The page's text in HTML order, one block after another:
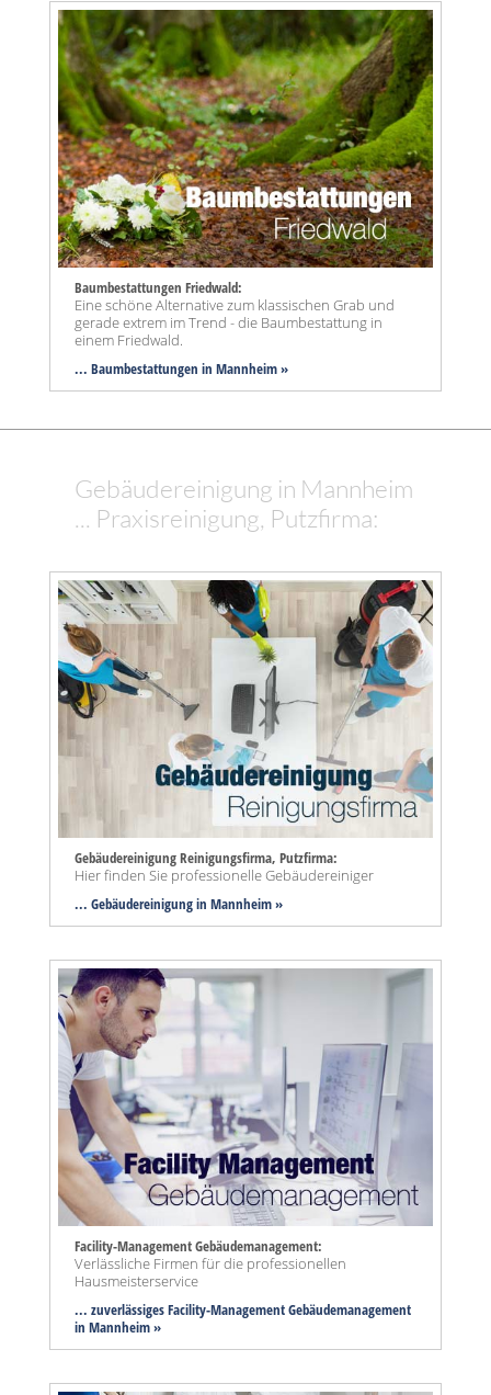
Baumbestattungen Friedwald:
Eine schöne Alternative zum klassischen Grab und
gerade extrem im Trend - die Baumbestattung in
einem Friedwald.
... Baumbestattungen in Mannheim »
Gebäudereinigung in Mannheim
... Praxisreinigung, Putzfirma:
Gebäudereinigung Reinigungsfirma, Putzfirma:
Hier finden Sie professionelle Gebäudereiniger
... Gebäudereinigung in Mannheim »
Facility-Management Gebäudemanagement:
Verlässliche Firmen für die professionellen
Hausmeisterservice
... zuverlässiges Facility-Management Gebäudemanagement
in Mannheim »